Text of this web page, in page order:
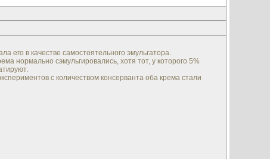
его в качестве самостоятельного эмульгатора.
нормально сэмульгировались, хотя тот, у которого 5%
с количеством консерванта оба крема стали